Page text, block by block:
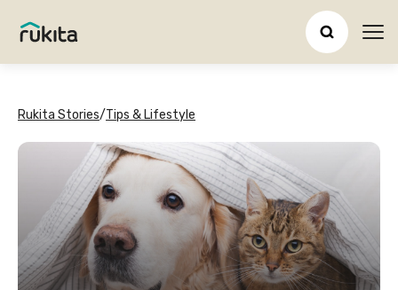
Rukita Stories/Tips & Lifestyle